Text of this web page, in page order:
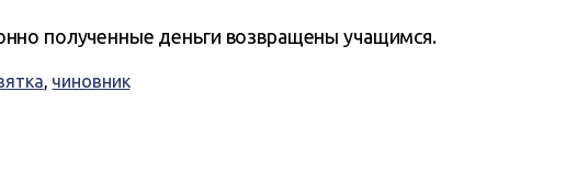
полученные деньги возвращены учащимся.
, чиновник